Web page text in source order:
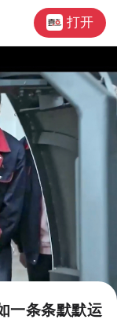
打开
一条条默默运